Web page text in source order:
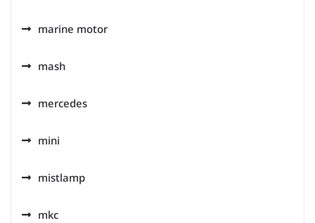
marine motor
mash
mercedes
mini
mistlamp
mkc